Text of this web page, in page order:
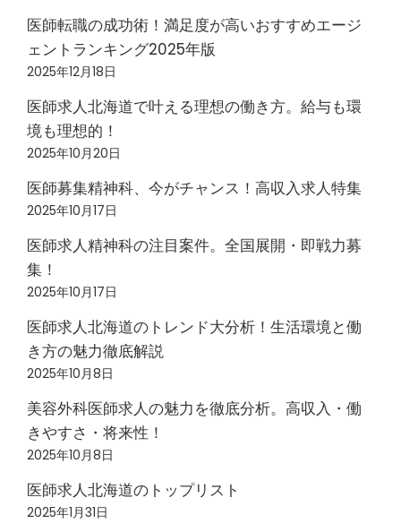
医師転職の成功術！満足度が高いおすすめエージ
ェントランキング2025年版
2025年12月18日
医師求人北海道で叶える理想の働き方。給与も環
境も理想的！
2025年10月20日
医師募集精神科、今がチャンス！高収入求人特集
2025年10月17日
医師求人精神科の注目案件。全国展開・即戦力募
集！
2025年10月17日
医師求人北海道のトレンド大分析！生活環境と働
き方の魅力徹底解説
2025年10月8日
美容外科医師求人の魅力を徹底分析。高収入・働
きやすさ・将来性！
2025年10月8日
医師求人北海道のトップリスト
2025年1月31日